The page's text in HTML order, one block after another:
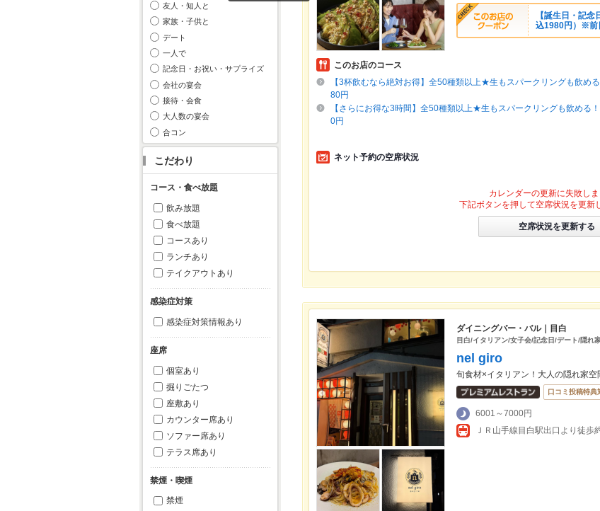
友人・知人と
家族・子供と
デート
一人で
記念日・お祝い・サプライズ
会社の宴会
接待・会食
大人数の宴会
合コン
こだわり
コース・食べ放題
飲み放題
食べ放題
コースあり
ランチあり
テイクアウトあり
感染症対策
感染症対策情報あり
座席
個室あり
掘りごたつ
座敷あり
カウンター席あり
ソファー席あり
テラス席あり
禁煙・喫煙
禁煙
【誕生日・記
込1980円）※前
このお店のコース
【3杯飲むなら絶対お得】全50種類以上★生もスパークリングも飲め
80円
【さらにお得な3時間】全50種類以上★生もスパークリングも飲める
0円
ネット予約の空席状況
カレンダーの更新に失敗しま
下記ボタンを押して空席状況を更新
空席状況を更新する
ダイニングバー・バル｜目白
目白/イタリアン/女子会/記念日/デート/隠れ
nel giro
旬食材×イタリアン！大人の隠れ家空
口コミ投稿特典
6001～7000円